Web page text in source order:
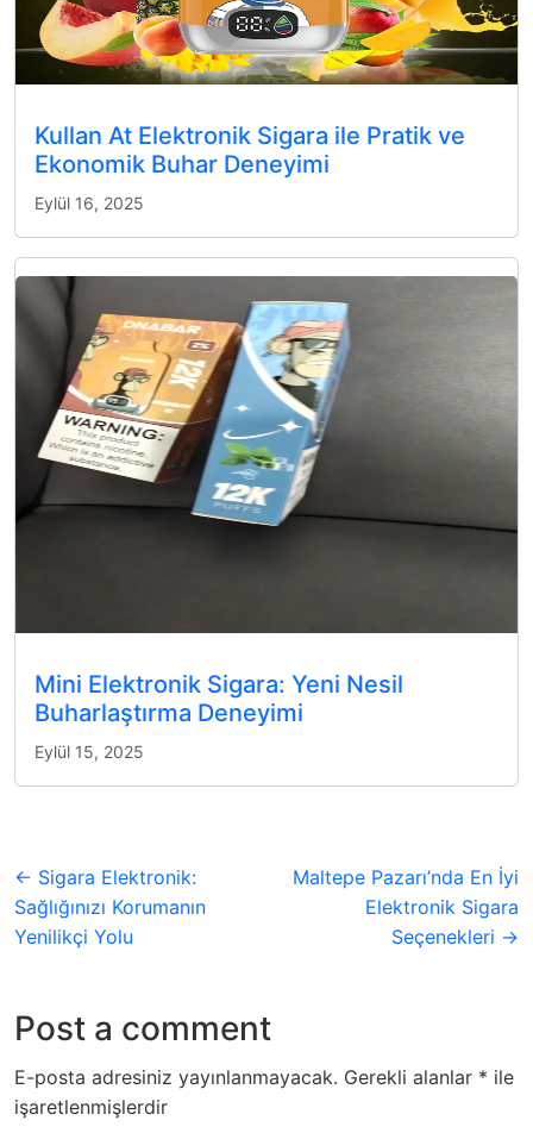
Kullan At Elektronik Sigara ile Pratik ve
Ekonomik Buhar Deneyimi
Eylül 16, 2025
Mini Elektronik Sigara: Yeni Nesil
Buharlaştırma Deneyimi
Eylül 15, 2025
← Sigara Elektronik:
Sağlığınızı Korumanın
Yenilikçi Yolu
Maltepe Pazarı’nda En İyi
Elektronik Sigara
Seçenekleri →
Post a comment
E-posta adresiniz yayınlanmayacak. Gerekli alanlar * ile
işaretlenmişlerdir